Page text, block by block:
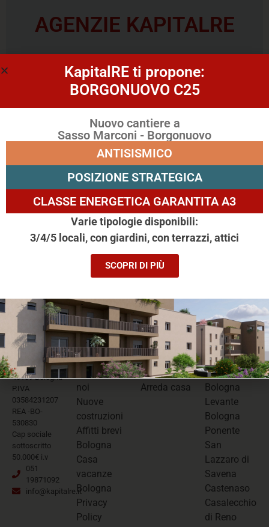
AGENZIE KAPITALRE
Bologna
Ponente
Agenzia Immobiliare Bologna
Ponente
Agenzia Immobiliare Bologna Ponente
Via Olindo Guerrini 26/a
Bologna
Vedi gli annunci
le agenzie immobiliari a Bologna e
KAPITALRE
SRL
Levante 96
40139 Bologna
P.IVA
03584231207
REA -BO-
530830
Cap sociale
sottoscritto
50.000€ i.v
051
19871092
info@kapitalre.it
LINK
UTILI
Chi siamo
Lavora con
noi
Nuove
costruzioni
Affitti brevi
Bologna
Casa
vacanze
Bologna
Privacy
Policy
SERVIZI
Vendi casa
Affitta casa
Valuta casa
Arreda casa
AGENZIE
Bologna
Centro -
Nord
Bologna
Levante
Bologna
Ponente
San
Lazzaro di
Savena
Castenaso
Casalecchio
di Reno
KapitalRE ti propone:
BORGONUOVO C25
Nuovo cantiere a
Sasso Marconi - Borgonuovo
ANTISISMICO
POSIZIONE STRATEGICA
CLASSE ENERGETICA GARANTITA A3
Varie tipologie disponibili:
3/4/5 locali, con giardini, con terrazzi, attici
SCOPRI DI PIÙ